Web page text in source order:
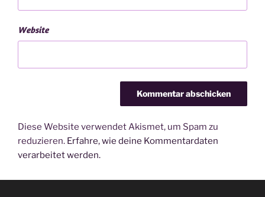
Website
Diese Website verwendet Akismet, um Spam zu
reduzieren. Erfahre, wie deine Kommentardaten
verarbeitet werden.